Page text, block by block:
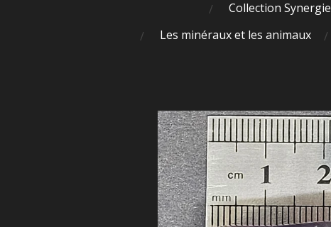
Collection Synergie
Les minéraux et les animaux